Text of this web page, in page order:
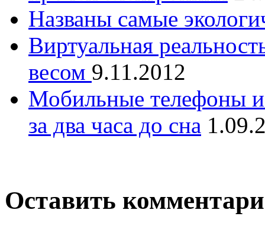
Названы самые
Виртуальная
весом 9.11.2012
Мобильные телефоны
за два часа до сна
Оставить